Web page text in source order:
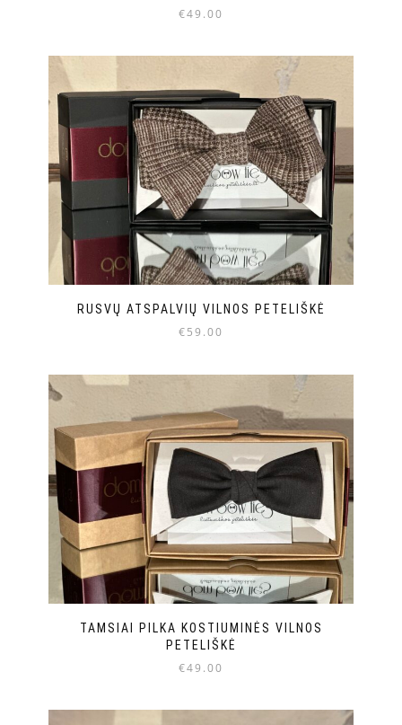
€49.00
RUSVŲ ATSPALVIŲ VILNOS PETELIŠKĖ
€59.00
TAMSIAI PILKA KOSTIUMINĖS VILNOS
PETELIŠKĖ
€49.00